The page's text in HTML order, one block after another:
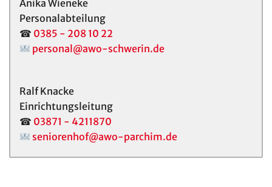
Anika Wieneke
Personalabteilung
☎ 0385 - 208 10 22
personal@awo-schwerin.de
Ralf Knacke
Einrichtungsleitung
☎ 03871 - 4211870
seniorenhof@awo-parchim.de